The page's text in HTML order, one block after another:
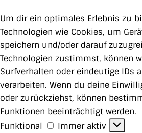
Um dir ein optimales Erlebnis zu
Technologien wie Cookies, um
speichern und/oder darauf
Technologien zustimmst, können
Surfverhalten oder eindeutige IDs
verarbeiten. Wenn du deine
oder zurückziehst, können
Funktionen beeinträchtigt werden.
Funktional
Funktional
Immer aktiv